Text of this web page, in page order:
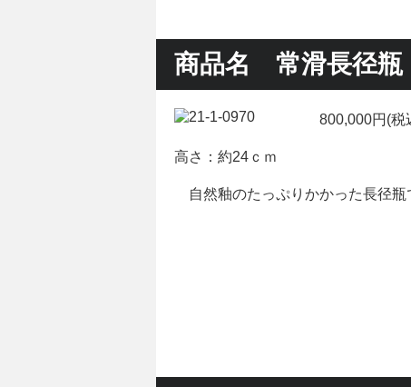
商品名 常滑長径
800,000円(税
高さ：約24ｃｍ
自然釉のたっぷりかかった長径瓶